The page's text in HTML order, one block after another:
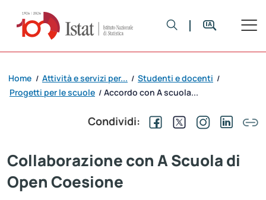
Home / Attività e servizi per... / Studenti e docenti /
Progetti per le scuole / Accordo con A scuola...
Condividi:
Collaborazione con A Scuola di
Open Coesione